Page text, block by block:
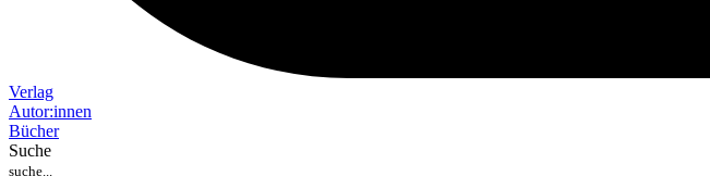
Verlag
Autor:innen
Bücher
Suche